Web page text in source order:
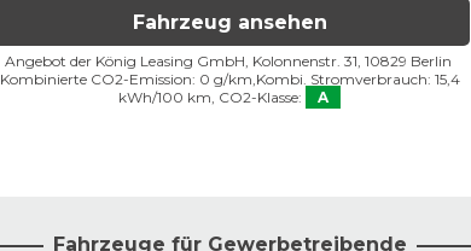
Fahrzeug ansehen
Angebot der König Leasing GmbH, Kolonnenstr. 31, 10829 Berlin ​
Kombinierte CO2-Emission: 0 g/km,Kombi. Stromverbrauch: 15,4
kWh/100 km, CO2-Klasse: A
Fahrzeuge für Gewerbetreibende